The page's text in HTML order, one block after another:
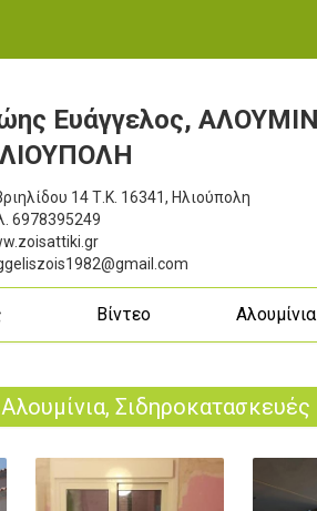
Ευάγγελος,
14 Τ.Κ. 16341, Ηλιούπολη
6978395249
Βίντεο Αλουμίνια